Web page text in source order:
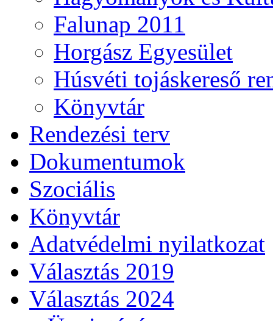
Falunap 2011
Horgász Egyesület
Húsvéti tojáskereső
Könyvtár
Rendezési terv
Dokumentumok
Szociális
Könyvtár
Adatvédelmi nyilatkozat
Választás 2019
Választás 2024